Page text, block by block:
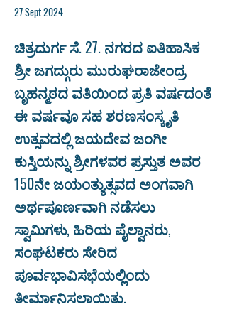
27 Sept 2024
ಚಿತ್ರದುರ್ಗ ಸೆ. 27. ನಗರದ ಐತಿಹಾಸಿಕ
ಶ್ರೀ ಜಗದ್ಗುರು ಮುರುಘರಾಜೇಂದ್ರ
ಬೃಹನ್ಮಠದ ವತಿಯಿಂದ ಪ್ರತಿ ವರ್ಷದಂತೆ
ಈ ವರ್ಷವೂ ಸಹ ಶರಣಸಂಸ್ಕೃತಿ
ಉತ್ಸವದಲ್ಲಿ ಜಯದೇವ ಜಂಗೀ
ಕುಸ್ತಿಯನ್ನು ಶ್ರೀಗಳವರ ಪ್ರಸ್ತುತ ಅವರ
150ನೇ ಜಯಂತ್ಯುತ್ಸವದ ಅಂಗವಾಗಿ
ಅರ್ಥಪೂರ್ಣವಾಗಿ ನಡೆಸಲು
ಸ್ವಾಮಿಗಳು, ಹಿರಿಯ ಪೈಲ್ವಾನರು,
ಸಂಘಟಕರು ಸೇರಿದ
ಪೂರ್ವಭಾವಿಸಭೆಯಲ್ಲಿಂದು
ತೀರ್ಮಾನಿಸಲಾಯಿತು.